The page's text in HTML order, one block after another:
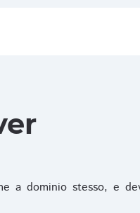
a dominio stesso, e